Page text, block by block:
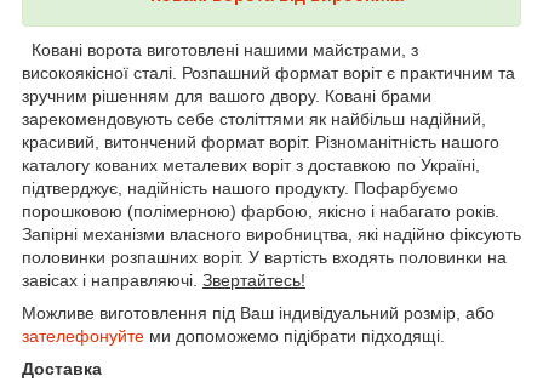
Ковані ворота виготовлені нашими майстрами, з
високоякісної сталі. Розпашний формат воріт є практичним та
зручним рішенням для вашого двору. Ковані брами
зарекомендовують себе століттями як найбільш надійний,
красивий, витончений формат воріт. Різноманітність нашого
каталогу кованих металевих воріт з доставкою по Україні,
підтверджує, надійність нашого продукту. Пофарбуємо
порошковою (полімерною) фарбою, якісно і набагато років.
Запірні механізми власного виробництва, які надійно фіксують
половинки розпашних воріт. У вартість входять половинки на
завісах і направляючі. Звертайтесь!
Можливе виготовлення під Ваш індивідуальний розмір, або
зателефонуйте ми допоможемо підібрати підходящі.
Доставка